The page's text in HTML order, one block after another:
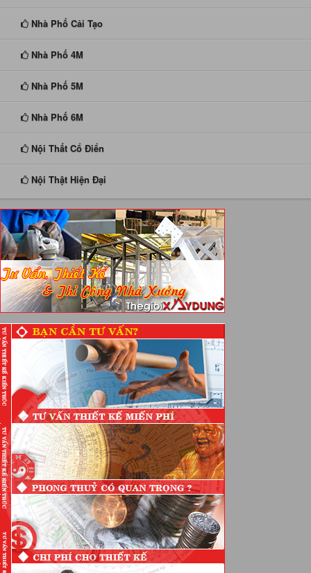
Nhà Phố Cải Tạo
Nhà Phố 4M
Nhà Phố 5M
Nhà Phố 6M
Nội Thất Cổ Điển
Nội Thật Hiện Đại